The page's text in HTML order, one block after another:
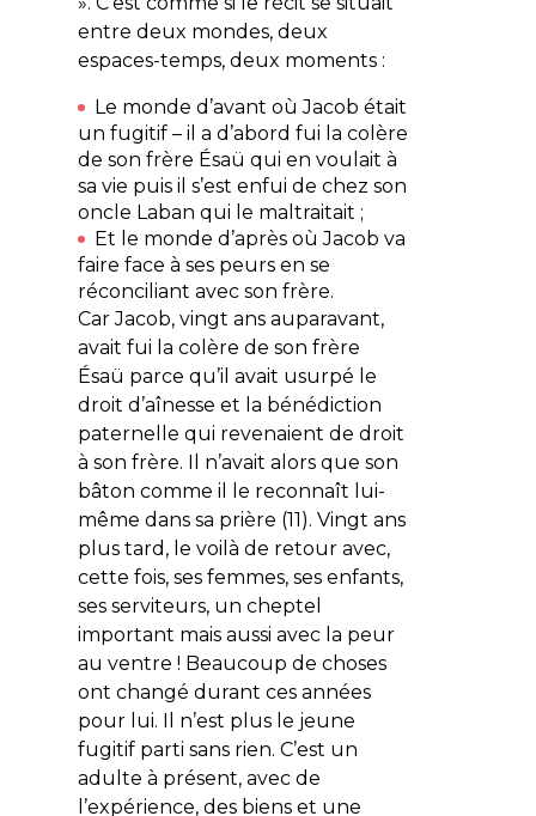
entre deux mondes, deux
espaces-temps, deux moments :
Le monded’avant où Jacob était
un fugitif – il a d’abord fui la colère
de son frère Ésaü qui en voulait à
sa vie puis il s’est enfui de chez son
oncle Laban qui le maltraitait ;
Et le monded’après où Jacob va
faire face à ses peurs en se
réconciliant avec son frère.
Car Jacob, vingt ans auparavant,
avait fui la colère de son frère
Ésaü parce qu’il avait usurpé le
droit d’aînesse et la bénédiction
paternelle qui revenaient de droit
à son frère. Il n’avait alors que son
bâton comme il le reconnaît lui-
même dans sa prière (11). Vingt ans
plus tard, le voilà de retour avec,
cette fois, ses femmes, ses enfants,
ses serviteurs, un cheptel
important mais aussi avec la peur
au ventre ! Beaucoup de choses
ont changé durant ces années
pour lui. Il n’est plus le jeune
fugitif parti sans rien. C’est un
adulte à présent, avec de
l’expérience, des biens et une